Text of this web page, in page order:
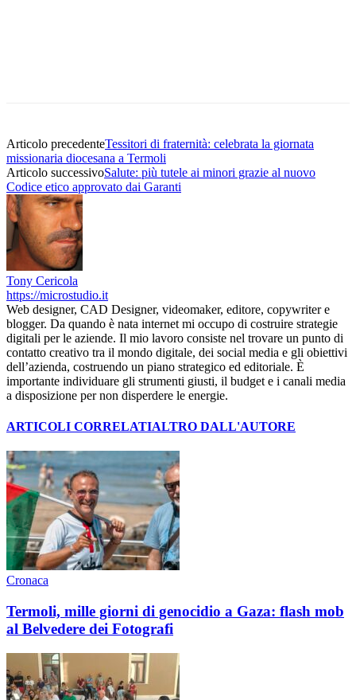
Articolo precedenteTessitori di fraternità: celebrata la giornata
missionaria diocesana a Termoli
Articolo successivoSalute: più tutele ai minori grazie al nuovo
Codice etico approvato dai Garanti
Tony Cericola
https://microstudio.it
Web designer, CAD Designer, videomaker, editore, copywriter e
blogger. Da quando è nata internet mi occupo di costruire strategie
digitali per le aziende. Il mio lavoro consiste nel trovare un punto di
contatto creativo tra il mondo digitale, dei social media e gli obiettivi
dell’azienda, costruendo un piano strategico ed editoriale. È
importante individuare gli strumenti giusti, il budget e i canali media
a disposizione per non disperdere le energie.
ARTICOLI CORRELATIALTRO DALL'AUTORE
Cronaca
Termoli, mille giorni di genocidio a Gaza: flash mob
al Belvedere dei Fotografi